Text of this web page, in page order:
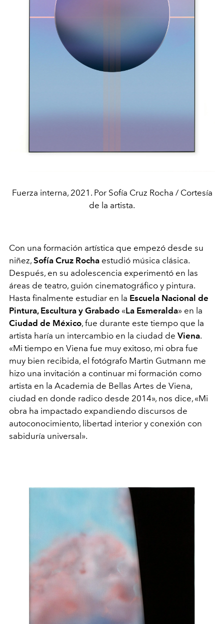
Fuerza interna, 2021. Por Sofía Cruz Rocha / Cortesía
de la artista.
Con una formación artística que empezó desde su
niñez, Sofía Cruz Rocha estudió música clásica.
Después, en su adolescencia experimentó en las
áreas de teatro, guión cinematográfico y pintura.
Hasta finalmente estudiar en la Escuela Nacional de
Pintura, Escultura y Grabado «La Esmeralda» en la
Ciudad de México, fue durante este tiempo que la
artista haría un intercambio en la ciudad de Viena.
«Mi tiempo en Viena fue muy exitoso, mi obra fue
muy bien recibida, el fotógrafo Martin Gutmann me
hizo una invitación a continuar mi formación como
artista en la Academia de Bellas Artes de Viena,
ciudad en donde radico desde 2014», nos dice, «Mi
obra ha impactado expandiendo discursos de
autoconocimiento, libertad interior y conexión con
sabiduría universal».